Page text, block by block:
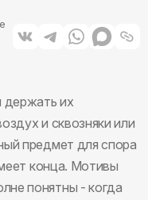
держать их
и сквозняки или
предмет для спора
конца. Мотивы
понятны - когда